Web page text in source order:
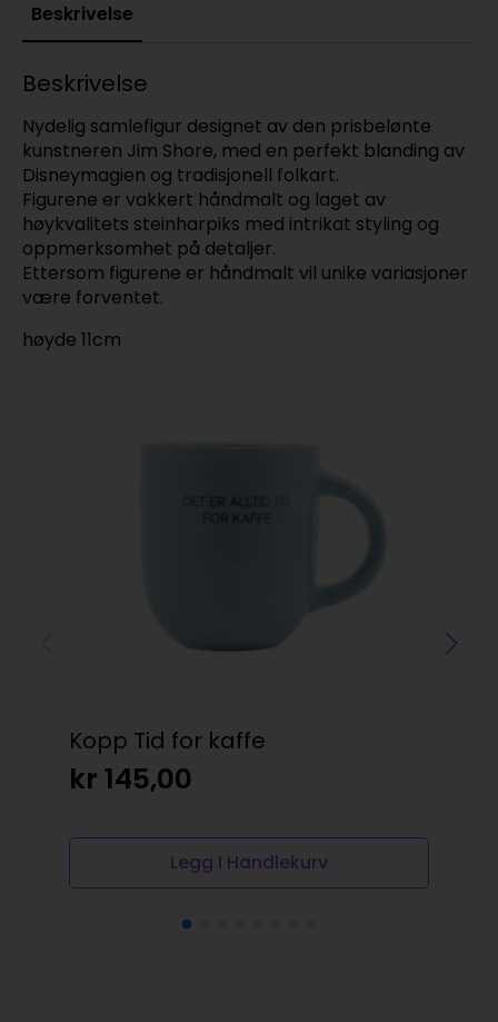
Beskrivelse
Beskrivelse
Nydelig samlefigur designet av den prisbelønte
kunstneren Jim Shore, med en perfekt blanding av
Disneymagien og tradisjonell folkart.
Figurene er vakkert håndmalt og laget av
høykvalitets steinharpiks med intrikat styling og
oppmerksomhet på detaljer.
Ettersom figurene er håndmalt vil unike variasjoner
være forventet.
høyde 11cm
Kopp Tid for kaffe
kr 145,00
Legg I Handlekurv